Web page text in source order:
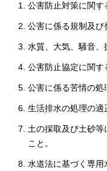
公害防止対策に関す
公害に係る規制及び
水質、大気、騒音、
公害防止協定に関す
公害に係る苦情の処
生活排水の処理の適
土の採取及び土砂
こと。
水道法に基づく専用